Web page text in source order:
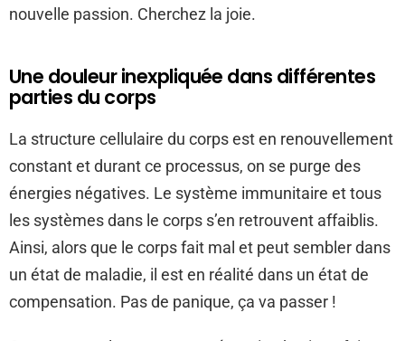
nouvelle passion. Cherchez la joie.
Une douleur inexpliquée dans différentes
parties du corps
La structure cellulaire du corps est en renouvellement
constant et durant ce processus, on se purge des
énergies négatives. Le système immunitaire et tous
les systèmes dans le corps s’en retrouvent affaiblis.
Ainsi, alors que le corps fait mal et peut sembler dans
un état de maladie, il est en réalité dans un état de
compensation. Pas de panique, ça va passer !